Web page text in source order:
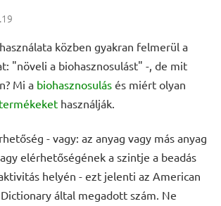
használata közben gyakran felmerül a
"növeli a biohasznosulást" -, de mit
Mi a biohasznosulás és miért olyan
használják.
- vagy: az anyag vagy más anyag
elérhetőségének a szintje a beadás
helyén - ezt jelenti az American
által megadott szám. Ne